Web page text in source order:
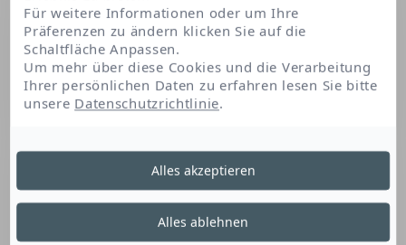
Cetearyl alcohol
Cetearyl Alcohol
Dieser Fettalkohol ist ein Verdickungsmittel. Es
verleiht dem Produkt Konsistenz. Es trägt auch
Für weitere Informationen oder um Ihre
Präferenzen zu ändern klicken Sie auf die
Schaltfläche Anpassen.
Um mehr über diese Cookies und die Verarbeitung
Ihrer persönlichen Daten zu erfahren lesen Sie bitte
unsere Datenschutzrichtlinie.
Alles ablehnen
Alles akzeptieren